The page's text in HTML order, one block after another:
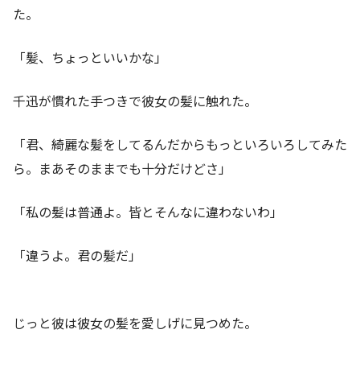
た。
「髪、ちょっといいかな」
千迅が慣れた手つきで彼女の髪に触れた。
「君、綺麗な髪をしてるんだからもっといろいろしてみた
ら。まあそのままでも十分だけどさ」
「私の髪は普通よ。皆とそんなに違わないわ」
「違うよ。君の髪だ」
じっと彼は彼女の髪を愛しげに見つめた。